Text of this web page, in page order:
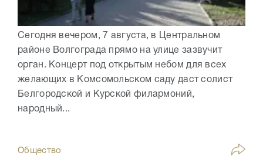
Сегодня вечером, 7 августа, в Центральном
районе Волгограда прямо на улице зазвучит
орган. Концерт под открытым небом для всех
желающих в Комсомольском саду даст солист
Белгородской и Курской филармоний,
народный...
Общество